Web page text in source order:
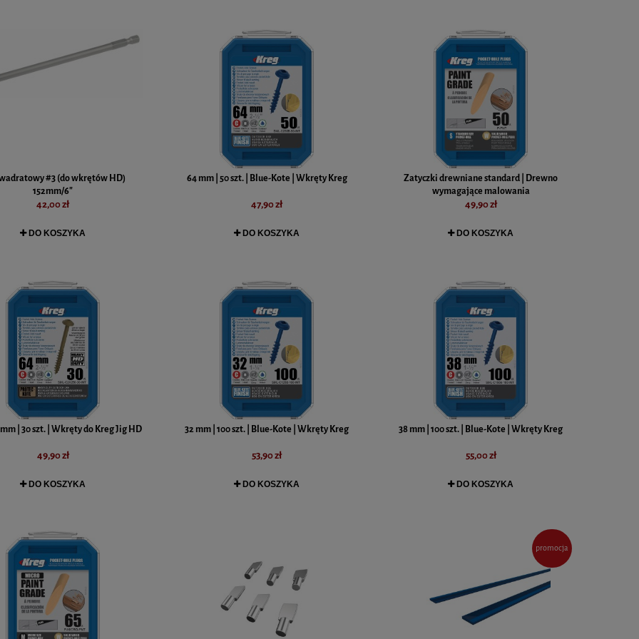
#3 (do wkrętów HD)
152mm/6"
42,00 zł
DO KOSZYKA
64 mm | 50 szt. | Blue-Kote | Wkręty Kreg
47,90 zł
DO KOSZYKA
Zatyczki drewniane standard | Drewno
wymagające malowania
49,90 zł
DO KOSZYKA
| 30 szt. | Wkręty do Kreg Jig HD
49,90 zł
DO KOSZYKA
32 mm | 100 szt. | Blue-Kote | Wkręty Kreg
53,90 zł
DO KOSZYKA
38 mm | 100 szt. | Blue-Kote | Wkręty Kreg
55,00 zł
DO KOSZYKA
promocja